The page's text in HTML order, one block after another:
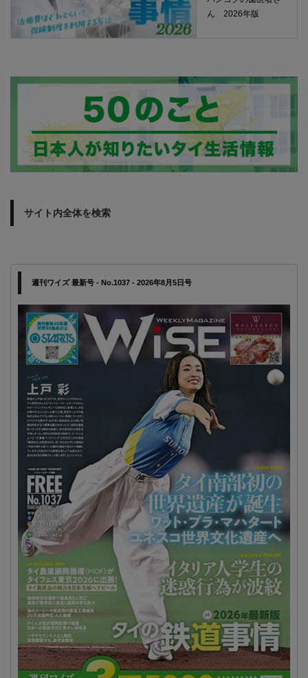
ん 2026年版
サイト内全体を検索
週刊ワイズ 最新号 - No.1037 - 2026年8月5日号